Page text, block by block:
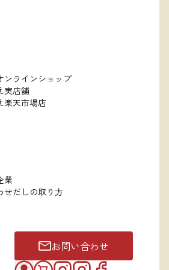
ンラインショップ
実店舗
楽天市場店
業
せだしの取り方
お問い合わせ